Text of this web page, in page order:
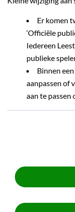
Er komen
‘Officiële
Iedereen
publieke
Binnen
aanpassen of
aan te passen